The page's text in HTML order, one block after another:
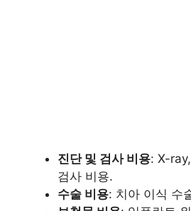
진단 및 검사 비용: X-
검사 비용.
수술 비용: 치아 이식 수